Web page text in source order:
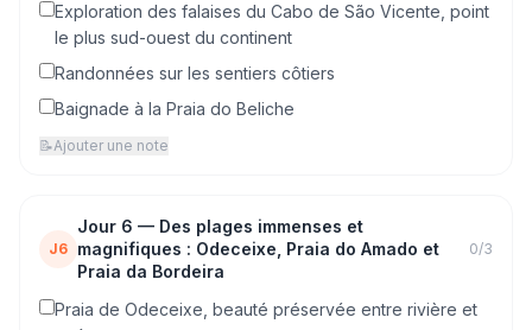
Exploration des falaises du Cabo de São Vicente, point
le plus sud-ouest du continent
Randonnées sur les sentiers côtiers
Baignade à la Praia do Beliche
📝Ajouter une note
J6
Jour 6 — Des plages immenses et
magnifiques : Odeceixe, Praia do Amado et
Praia da Bordeira
0/3
Praia de Odeceixe, beauté préservée entre rivière et